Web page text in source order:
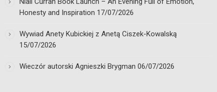
Honesty and Inspiration 17/07/2026
Wywiad Anety Kubickiej z Anetą Ciszek-Kowalską
15/07/2026
Wieczór autorski Agnieszki Brygman 06/07/2026